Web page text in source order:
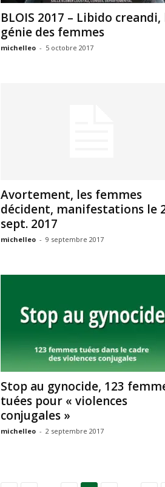
BLOIS 2017 – Libido creandi,
génie des femmes
michelleo - 5 octobre 2017
Avortement, les femmes
décident, manifestations le
sept. 2017
michelleo - 9 septembre 2017
Stop au gynocide, 123
tuées pour « violences
conjugales »
michelleo - 2 septembre 2017